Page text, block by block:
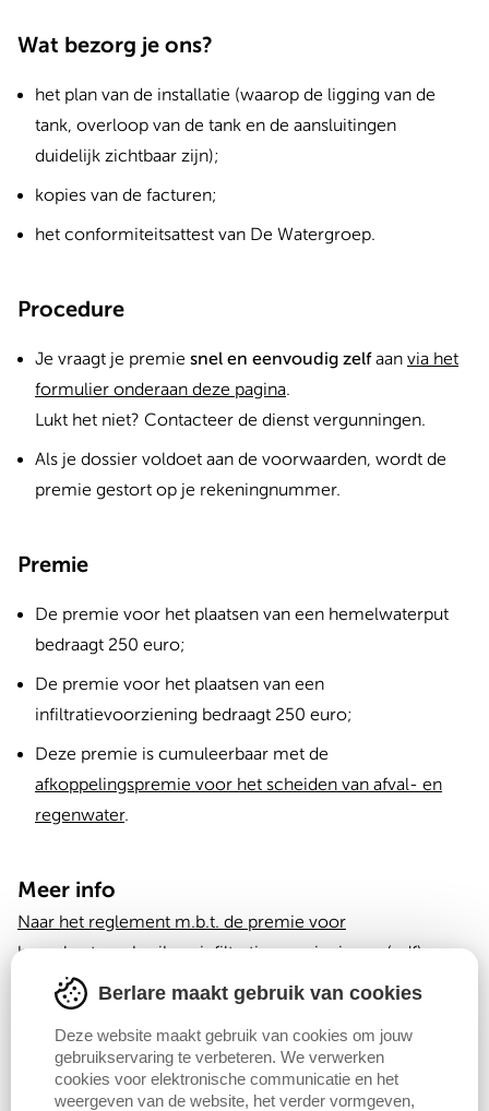
Wat bezorg je ons?
het plan van de installatie (waarop de ligging van de
tank, overloop van de tank en de aansluitingen
duidelijk zichtbaar zijn);
kopies van de facturen;
het conformiteitsattest van De Watergroep.
Procedure
Je vraagt je premie snel en eenvoudig zelfaan via het
formulier onderaan deze pagina.
Lukt het niet? Contacteer de dienst vergunningen.
Als je dossier voldoet aan de voorwaarden, wordt de
premie gestort op je rekeningnummer.
Premie
De premie voor het plaatsen van een hemelwaterput
bedraagt 250 euro;
De premie voor het plaatsen van een
infiltratievoorziening bedraagt 250 euro;
Deze premie is cumuleerbaar met de
afkoppelingspremie voor het scheiden van afval- en
regenwater.
Meer info
Naar het reglement m.b.t. de premie voor
hemelwatergebruik en infiltratievoorzieningen(pdf).
Contact
Vergunningen [enkel na afspraak]
Kasteel Berlare | Portiershuis
Berlare maakt gebruik van cookies
Deze website maakt gebruik van cookies om jouw
gebruikservaring te verbeteren. We verwerken
cookies voor elektronische communicatie en het
weergeven van de website, het verder vormgeven,